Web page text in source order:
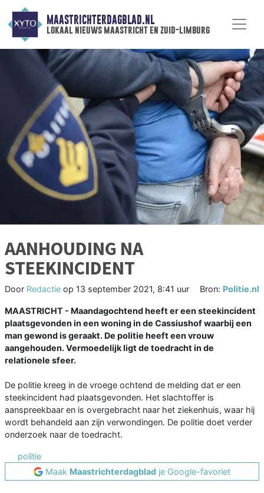
MAASTRICHTERDAGBLAD.NL
lokaal nieuws maastricht en zuid-limburg
AANHOUDING NA
STEEKINCIDENT
Door Redactie op 13 september 2021, 8:41 uur Bron: Politie.nl
MAASTRICHT - Maandagochtend heeft er een steekincident
plaatsgevonden in een woning in de Cassiushof waarbij een
man gewond is geraakt. De politie heeft een vrouw
aangehouden. Vermoedelijk ligt de toedracht in de
relationele sfeer.
De politie kreeg in de vroege ochtend de melding dat er een
steekincident had plaatsgevonden. Het slachtoffer is
aanspreekbaar en is overgebracht naar het ziekenhuis, waar hij
wordt behandeld aan zijn verwondingen. De politie doet verder
onderzoek naar de toedracht.
politie
Maak Maastrichterdagblad je Google-favoriet